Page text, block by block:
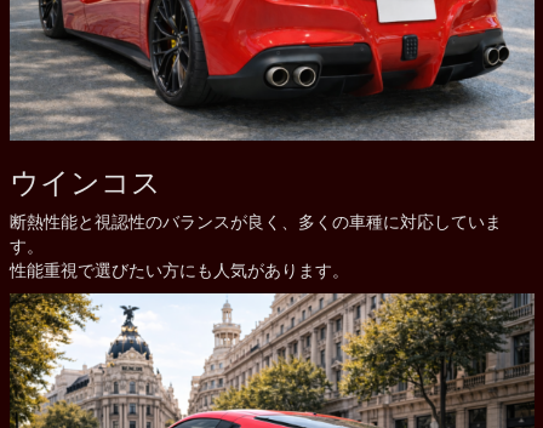
ウインコス
断熱性能と視認性のバランスが良く、多くの車種に対応していま
す。
性能重視で選びたい方にも人気があります。